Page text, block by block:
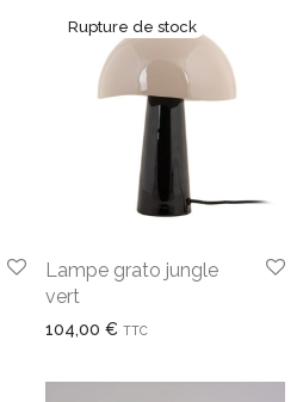
Lampe grato jungle
vert
104,00 € TTC